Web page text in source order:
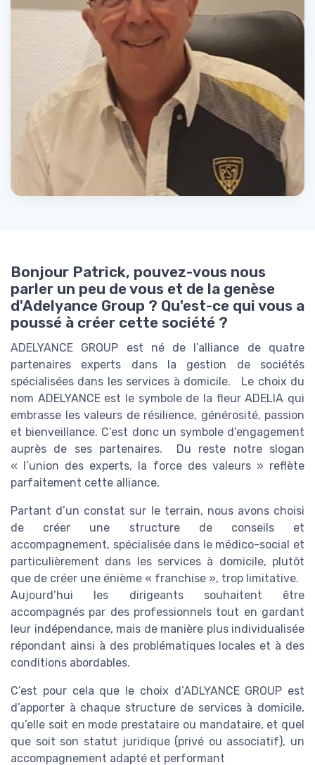
Bonjour Patrick, pouvez-vous nous
parler un peu de vous et de la genèse
d'Adelyance Group ? Qu'est-ce qui vous a
poussé à créer cette société ?
ADELYANCE GROUP est né de l’alliance de quatre
partenaires experts dans la gestion de sociétés
spécialisées dans les services à domicile. Le choix du
nom ADELYANCE est le symbole de la fleur ADELIA qui
embrasse les valeurs de résilience, générosité, passion
et bienveillance. C’est donc un symbole d’engagement
auprès de ses partenaires. Du reste notre slogan
« l’union des experts, la force des valeurs » reflète
parfaitement cette alliance.
Partant d’un constat sur le terrain, nous avons choisi
de créer une structure de conseils et
accompagnement, spécialisée dans le médico-social et
particulièrement dans les services à domicile, plutôt
que de créer une énième « franchise », trop limitative.
Aujourd’hui les dirigeants souhaitent être
accompagnés par des professionnels tout en gardant
leur indépendance, mais de manière plus individualisée
répondant ainsi à des problématiques locales et à des
conditions abordables.
C’est pour cela que le choix d’ADLYANCE GROUP est
d’apporter à chaque structure de services à domicile,
qu’elle soit en mode prestataire ou mandataire, et quel
que soit son statut juridique (privé ou associatif), un
accompagnement adapté et performant